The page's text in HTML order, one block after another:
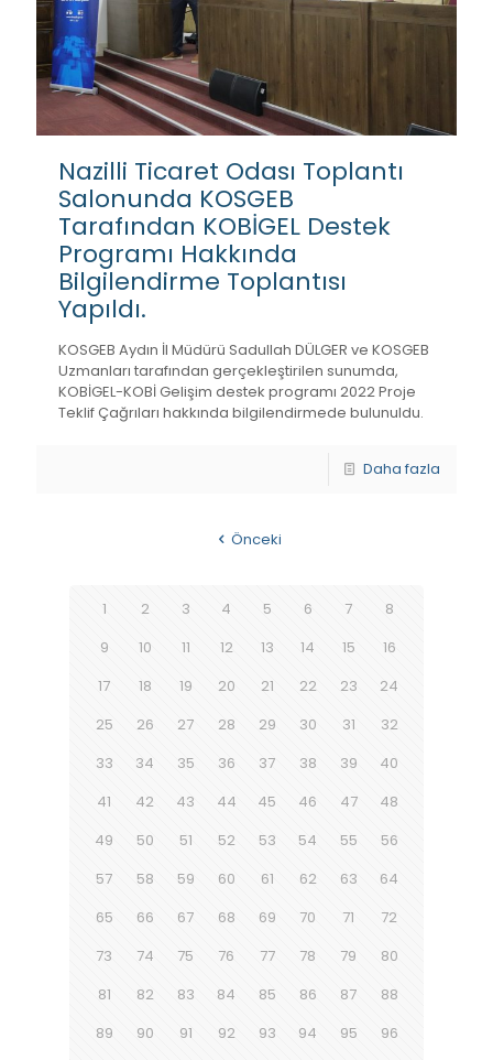
Nazilli Ticaret Odası Toplantı
Salonunda KOSGEB
Tarafından KOBİGEL Destek
Programı Hakkında
Bilgilendirme Toplantısı
Yapıldı.
KOSGEB Aydın İl Müdürü Sadullah DÜLGER ve KOSGEB
Uzmanları tarafından gerçekleştirilen sunumda,
KOBİGEL-KOBİ Gelişim destek programı 2022 Proje
Teklif Çağrıları hakkında bilgilendirmede bulunuldu.
Daha fazla
Önceki
1 2 3 4 5 6 7
8
9
10 11 12 13 14 15
16
17
18 19 20 21 22 23
24
25
26 27 28 29 30 31
32
33
34 35 36 37 38 39
40
41
42 43 44 45 46 47
48
49
50 51 52 53 54 55
56
57
58 59 60 61 62 63
64
65
66 67 68 69 70 71
72
73
74 75 76 77 78 79
80
81
82 83 84 85 86 87
88
89
90 91 92 93 94 95
96